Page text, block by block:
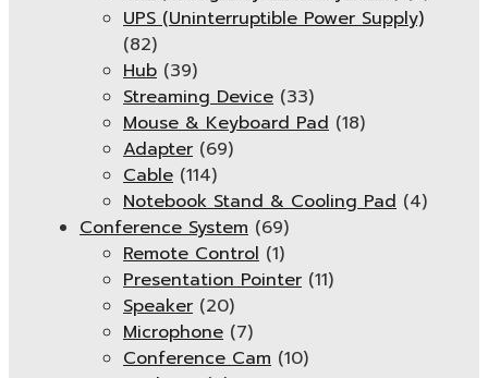
UPS (Uninterruptible Power Supply)
(82)
Hub (39)
Streaming Device (33)
Mouse & Keyboard Pad (18)
Adapter (69)
Cable (114)
Notebook Stand & Cooling Pad (4)
Conference System (69)
Remote Control (1)
Presentation Pointer (11)
Speaker (20)
Microphone (7)
Conference Cam (10)